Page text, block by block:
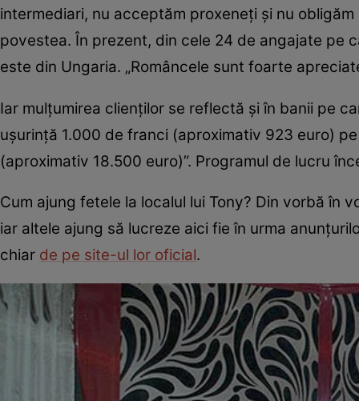
intermediari, nu acceptăm proxeneţi şi nu
povestea. În prezent, din cele 24 de angajate pe
este din Ungaria. „Româncele sunt foarte
Iar mulţumirea clienţilor se reflectă şi în banii pe
uşurinţă 1.000 de franci (aproximativ 923 euro)
(aproximativ 18.500 euro)”. Programul de lucru
Cum ajung fetele la localul lui Tony? Din vorbă în
iar altele ajung să lucreze aici fie în urma
chiar de pe site-ul lor oficial.